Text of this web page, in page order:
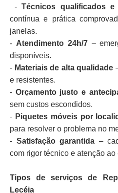
-Técnicos qualificados e
contínua e prática
janelas.
- Atendimento 24h/7–
disponíveis.
- Materiais de alta qualidade
e resistentes.
- Orçamento justo e
sem custos escondidos.
- Piquetes móveis por
para resolver o problema no
- Satisfação garantida –
com rigor técnico e atenção ao
Tipos de serviços de
Lecéia